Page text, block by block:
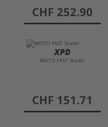
preis
CHF 252.90
XPD
MOTO FAST Stiefel
preis
CHF 151.71